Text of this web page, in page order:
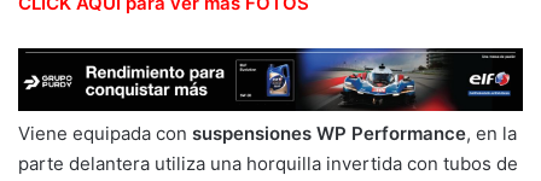
Viene equipada con suspensiones WP Performance, en la
parte delantera utiliza una horquilla invertida con tubos de